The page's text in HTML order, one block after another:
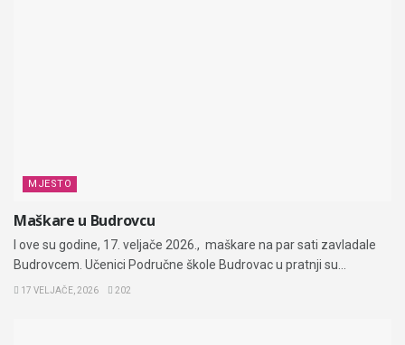
MJESTO
Maškare u Budrovcu
I ove su godine, 17. veljače 2026., maškare na par sati zavladale
Budrovcem. Učenici Područne škole Budrovac u pratnji su...
17 VELJAČE, 2026 202